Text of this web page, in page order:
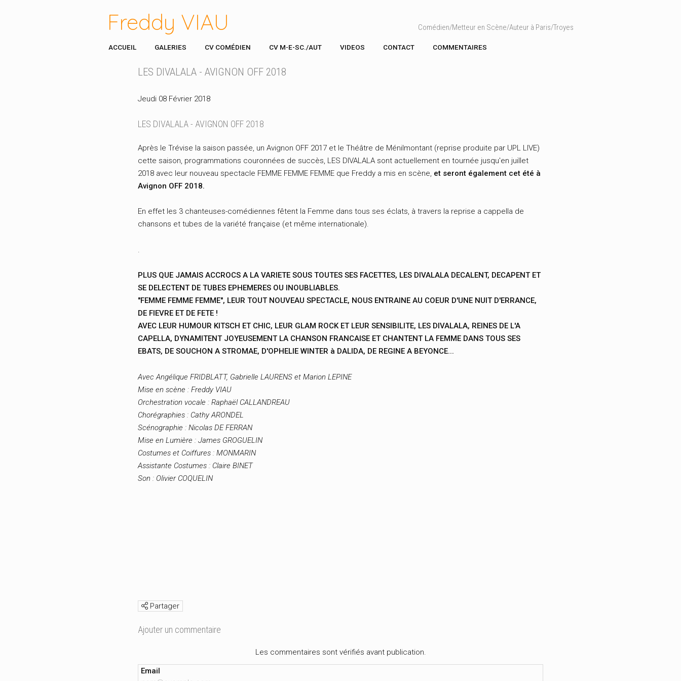
Freddy VIAU Comédien/Metteur en Scène/Auteur à Paris/Troyes
ACCUEIL GALERIES CV COMÉDIEN CV M-E-SC./AUT VIDEOS CONTACT COMMENTAIRES
LES DIVALALA - AVIGNON OFF 2018
Jeudi 08 Février 2018
LES DIVALALA - AVIGNON OFF 2018
Après le Trévise la saison passée, un Avignon OFF 2017 et le Théâtre de Ménilmontant (reprise produite par UPL LIVE)
cette saison, programmations couronnées de succès, LES DIVALALA sont actuellement en tournée jusqu'en juillet
2018 avec leur nouveau spectacle FEMME FEMME FEMME que Freddy a mis en scène, et seront également cet été à
Avignon OFF 2018.
En effet les 3 chanteuses-comédiennes fêtent la Femme dans tous ses éclats, à travers la reprise a cappella de
chansons et tubes de la variété française (et même internationale).
.
PLUS QUE JAMAIS ACCROCS A LA VARIETE SOUS TOUTES SES FACETTES, LES DIVALALA DECALENT, DECAPENT ET
SE DELECTENT DE TUBES EPHEMERES OU INOUBLIABLES.
"FEMME FEMME FEMME", LEUR TOUT NOUVEAU SPECTACLE, NOUS ENTRAINE AU COEUR D'UNE NUIT D'ERRANCE,
DE FIEVRE ET DE FETE !
AVEC LEUR HUMOUR KITSCH ET CHIC, LEUR GLAM ROCK ET LEUR SENSIBILITE, LES DIVALALA, REINES DE L'A
CAPELLA, DYNAMITENT JOYEUSEMENT LA CHANSON FRANCAISE ET CHANTENT LA FEMME DANS TOUS SES
EBATS, DE SOUCHON A STROMAE, D'OPHELIE WINTER à DALIDA, DE REGINE A BEYONCE...
Avec Angélique FRIDBLATT, Gabrielle LAURENS et Marion LEPINE
Mise en scène : Freddy VIAU
Orchestration vocale : Raphaël CALLANDREAU
Chorégraphies : Cathy ARONDEL
Scénographie : Nicolas DE FERRAN
Mise en Lumière : James GROGUELIN
Costumes et Coiffures : MONMARIN
Assistante Costumes : Claire BINET
Son : Olivier COQUELIN
Partager
Ajouter un commentaire
Les commentaires sont vérifiés avant publication.
Email